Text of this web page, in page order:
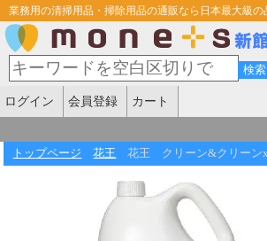
業務用の清掃用品・掃除用品の通販なら日本最大級
ログイン 会員登録 カート
トップページ 花王 花王 クリーン&クリー